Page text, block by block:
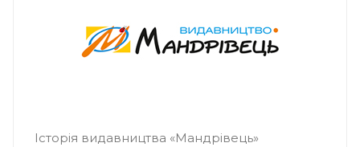
Історія видавництва «Мандрівець»